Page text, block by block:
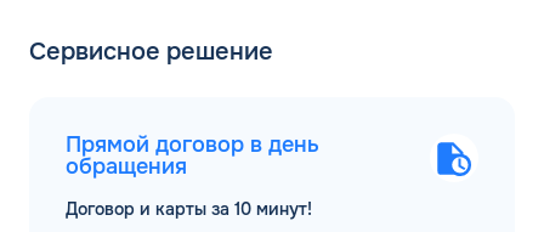
Сервисное решение
Прямой договор в день
обращения
Договор и карты за 10 минут!